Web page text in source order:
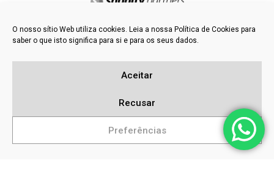
O nosso sítio Web utiliza cookies. Leia a nossa Política de Cookies para
saber o que isto significa para si e para os seus dados.
Aceitar
Recusar
Preferências
Política de privacidade e de cookies